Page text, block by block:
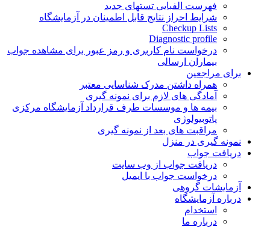
فهرست الفبایی تستهای جدید
شرایط احراز نتایج قابل اطمینان در آزمایشگاه
Checkup Lists
Diagnostic profile
درخواست نام کاربری و رمز عبور برای مشاهده جواب
بیماران ارسالی
برای مراجعین
همراه داشتن مدرک شناسایی معتبر
آمادگی های لازم برای نمونه گیری
بیمه ها و موسسات طرف قرارداد آزمایشگاه مرکزی
پاتوبیولوژی
مراقبت های بعد از نمونه گیری
نمونه گیری در منزل
دریافت جواب
دریافت جواب از وب سایت
درخواست جواب با ایمیل
آزمایشات گروهی
درباره آزمایشگاه
استخدام
درباره ما